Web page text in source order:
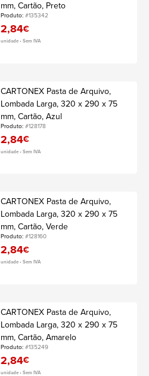
mm, Cartão, Preto
Produto:#135342
2,84€
unidade • Sem IVA
CARTONEX Pasta de Arquivo,
Lombada Larga, 320 x 290 x 75
mm, Cartão, Azul
Produto:#128178
2,84€
unidade • Sem IVA
CARTONEX Pasta de Arquivo,
Lombada Larga, 320 x 290 x 75
mm, Cartão, Verde
Produto:#128160
2,84€
unidade • Sem IVA
CARTONEX Pasta de Arquivo,
Lombada Larga, 320 x 290 x 75
mm, Cartão, Amarelo
Produto:#135249
2,84€
unidade • Sem IVA